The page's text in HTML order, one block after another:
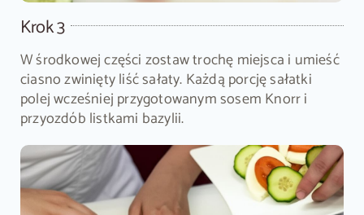
Krok 3
W środkowej części zostaw trochę miejsca i umieść
ciasno zwinięty liść sałaty. Każdą porcję sałatki
polej wcześniej przygotowanym sosem Knorr i
przyozdób listkami bazylii.